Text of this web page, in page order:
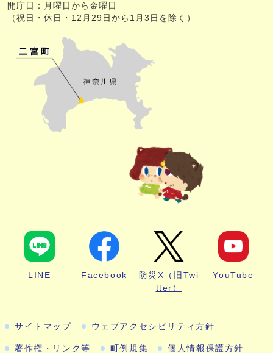
開庁日：月曜日から金曜日
（祝日・休日・12月29日から1月3日を除く）
LINE Facebook
防災X（旧Twi
tter）
YouTube
サイトマップ ウェブアクセシビリティ方針
著作権・リンク等 町例規集 個人情報保護方針